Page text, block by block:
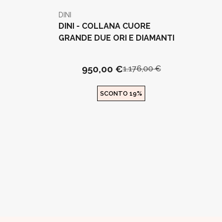
DINI
DINI - COLLANA CUORE
GRANDE DUE ORI E DIAMANTI
950,00 €1.176,00 €
SCONTO 19%